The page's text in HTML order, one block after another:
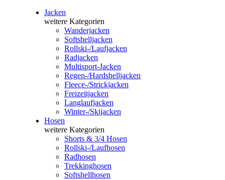
Jacken
weitere Kategorien
Wanderjacken
Softshelljacken
Rollski-/Laufjacken
Radjacken
Multisport-Jacken
Regen-/Hardshelljacken
Fleece-/Strickjacken
Freizeitjacken
Langlaufjacken
Winter-/Skijacken
Hosen
weitere Kategorien
Shorts & 3/4 Hosen
Rollski-/Laufhosen
Radhosen
Trekkinghosen
Softshellhosen